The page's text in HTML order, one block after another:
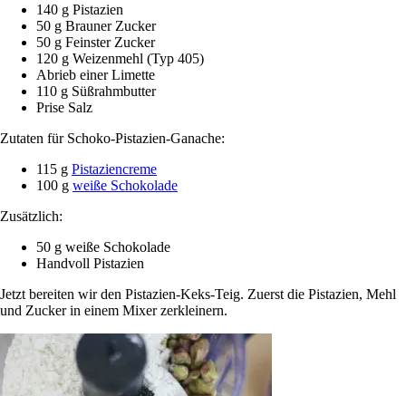
140 g Pistazien
50 g Brauner Zucker
50 g Feinster Zucker
120 g Weizenmehl (Typ 405)
Abrieb einer Limette
110 g Süßrahmbutter
Prise Salz
Zutaten für Schoko-Pistazien-Ganache:
115 g Pistaziencreme
100 g weiße Schokolade
Zusätzlich:
50 g weiße Schokolade
Handvoll Pistazien
Jetzt bereiten wir den Pistazien-Keks-Teig. Zuerst die Pistazien, Mehl
und Zucker in einem Mixer zerkleinern.